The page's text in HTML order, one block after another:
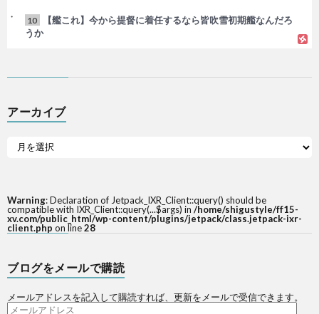
10
【艦これ】今から提督に着任するなら皆吹雪初期艦なんだろ
うか
アーカイブ
Warning: Declaration of Jetpack_IXR_Client::query() should be
compatible with IXR_Client::query(...$args) in /home/shigustyle/ff15-
xv.com/public_html/wp-content/plugins/jetpack/class.jetpack-ixr-
client.php on line28
ブログをメールで購読
メールアドレスを記入して購読すれば、更新をメールで受信できます。
メ